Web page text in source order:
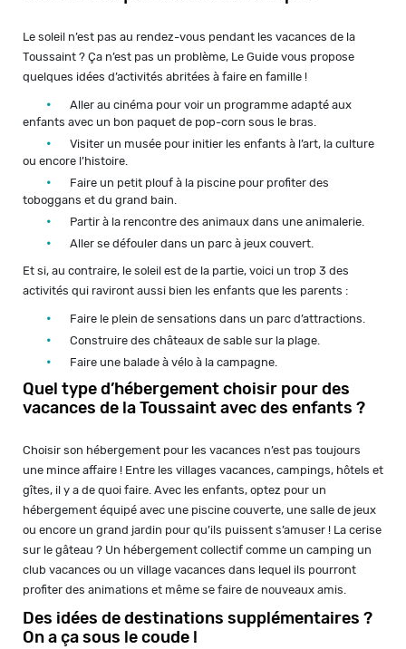
Le soleil n’est pas au rendez-vous pendant les vacances de la
Toussaint ? Ça n’est pas un problème, Le Guide vous propose
quelques idées d’activités abritées à faire en famille !
Aller au cinéma pour voir un programme adapté aux
enfants avec un bon paquet de pop-corn sous le bras.
Visiter un musée pour initier les enfants à l’art, la culture
ou encore l’histoire.
Faire un petit plouf à la piscine pour profiter des
toboggans et du grand bain.
Partir à la rencontre des animaux dans une animalerie.
Aller se défouler dans un parc à jeux couvert.
Et si, au contraire, le soleil est de la partie, voici un trop 3 des
activités qui raviront aussi bien les enfants que les parents :
Faire le plein de sensations dans un parc d’attractions.
Construire des châteaux de sable sur la plage.
Faire une balade à vélo à la campagne.
Quel type d’hébergement choisir pour des
vacances de la Toussaint avec des enfants ?
Choisir son hébergement pour les vacances n’est pas toujours
une mince affaire ! Entre les villages vacances, campings, hôtels et
gîtes, il y a de quoi faire. Avec les enfants, optez pour un
hébergement équipé avec une piscine couverte, une salle de jeux
ou encore un grand jardin pour qu’ils puissent s’amuser ! La cerise
sur le gâteau ? Un hébergement collectif comme un camping un
club vacances ou un village vacances dans lequel ils pourront
profiter des animations et même se faire de nouveaux amis.
Des idées de destinations supplémentaires ?
On a ça sous le coude !